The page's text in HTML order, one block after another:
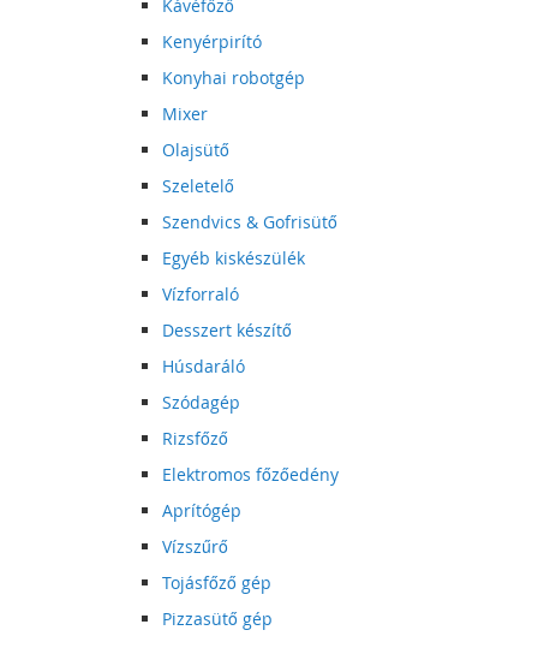
Kávéfőző
Kenyérpirító
Konyhai robotgép
Mixer
Olajsütő
Szeletelő
Szendvics & Gofrisütő
Egyéb kiskészülék
Vízforraló
Desszert készítő
Húsdaráló
Szódagép
Rizsfőző
Elektromos főzőedény
Aprítógép
Vízszűrő
Tojásfőző gép
Pizzasütő gép